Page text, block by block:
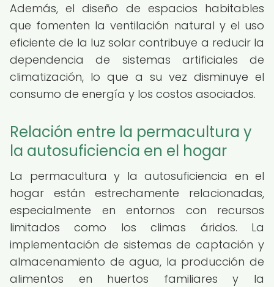
Además, el diseño de espacios habitables
que fomenten la ventilación natural y el uso
eficiente de la luz solar contribuye a reducir la
dependencia de sistemas artificiales de
climatización, lo que a su vez disminuye el
consumo de energía y los costos asociados.
Relación entre la permacultura y
la autosuficiencia en el hogar
La permacultura y la autosuficiencia en el
hogar están estrechamente relacionadas,
especialmente en entornos con recursos
limitados como los climas áridos. La
implementación de sistemas de captación y
almacenamiento de agua, la producción de
alimentos en huertos familiares y la